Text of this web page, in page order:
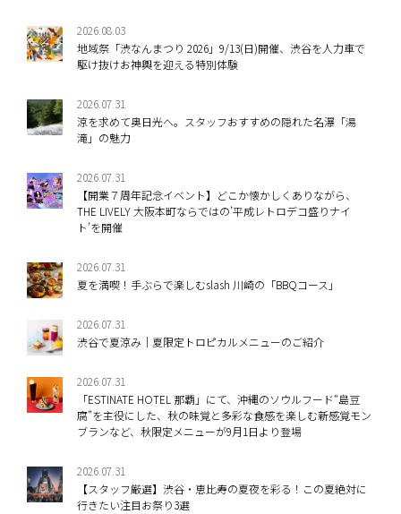
2026.08.03
地域祭「渋なんまつり 2026」9/13(日)開催、渋谷を人力車で
駆け抜けお神輿を迎える特別体験
2026.07.31
涼を求めて奥日光へ。スタッフおすすめの隠れた名瀑「湯
滝」の魅力
2026.07.31
【開業７周年記念イベント】どこか懐かしくありながら、
THE LIVELY 大阪本町ならではの’平成レトロデコ盛りナイ
ト’を開催
2026.07.31
夏を満喫！手ぶらで楽しむslash 川崎の「BBQコース」
2026.07.31
渋谷で夏涼み｜夏限定トロピカルメニューのご紹介
2026.07.31
「ESTINATE HOTEL 那覇」にて、沖縄のソウルフード“島豆
腐”を主役にした、秋の味覚と多彩な食感を楽しむ新感覚モン
ブランなど、秋限定メニューが9月1日より登場
2026.07.31
【スタッフ厳選】渋谷・恵比寿の夏夜を彩る！この夏絶対に
行きたい注目お祭り3選